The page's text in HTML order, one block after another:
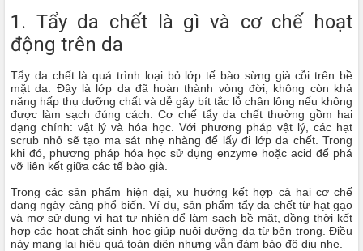
1. Tẩy da chết là gì và cơ chế hoạt
động trên da
Tẩy da chết là quá trình loại bỏ lớp tế bào sừng già cỗi trên bề
mặt da. Đây là lớp da đã hoàn thành vòng đời, không còn khả
năng hấp thụ dưỡng chất và dễ gây bít tắc lỗ chân lông nếu không
được làm sạch đúng cách. Cơ chế tẩy da chết thường gồm hai
dạng chính: vật lý và hóa học. Với phương pháp vật lý, các hạt
scrub nhỏ sẽ tạo ma sát nhẹ nhàng để lấy đi lớp da chết. Trong
khi đó, phương pháp hóa học sử dụng enzyme hoặc acid để phá
vỡ liên kết giữa các tế bào già.
Trong các sản phẩm hiện đại, xu hướng kết hợp cả hai cơ chế
đang ngày càng phổ biến. Ví dụ, sản phẩm tẩy da chết từ hạt gạo
và mơ sử dụng vi hạt tự nhiên để làm sạch bề mặt, đồng thời kết
hợp các hoạt chất sinh học giúp nuôi dưỡng da từ bên trong. Điều
này mang lại hiệu quả toàn diện nhưng vẫn đảm bảo độ dịu nhẹ.